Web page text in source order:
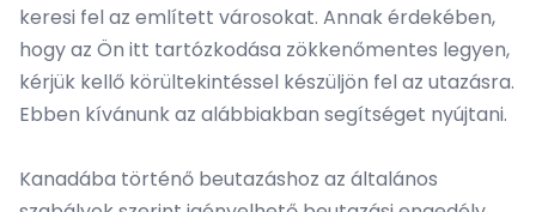
keresi fel az említett városokat. Annak érdekében,
hogy az Ön itt tartózkodása zökkenőmentes legyen,
kérjük kellő körültekintéssel készüljön fel az utazásra.
Ebben kívánunk az alábbiakban segítséget nyújtani.
Kanadába történő beutazáshoz az általános